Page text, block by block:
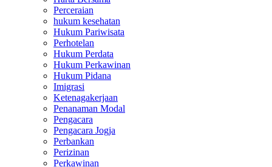
Perceraian
hukum kesehatan
Hukum Pariwisata
Perhotelan
Hukum Perdata
Hukum Perkawinan
Hukum Pidana
Imigrasi
Ketenagakerjaan
Penanaman Modal
Pengacara
Pengacara Jogja
Perbankan
Perizinan
Perkawinan